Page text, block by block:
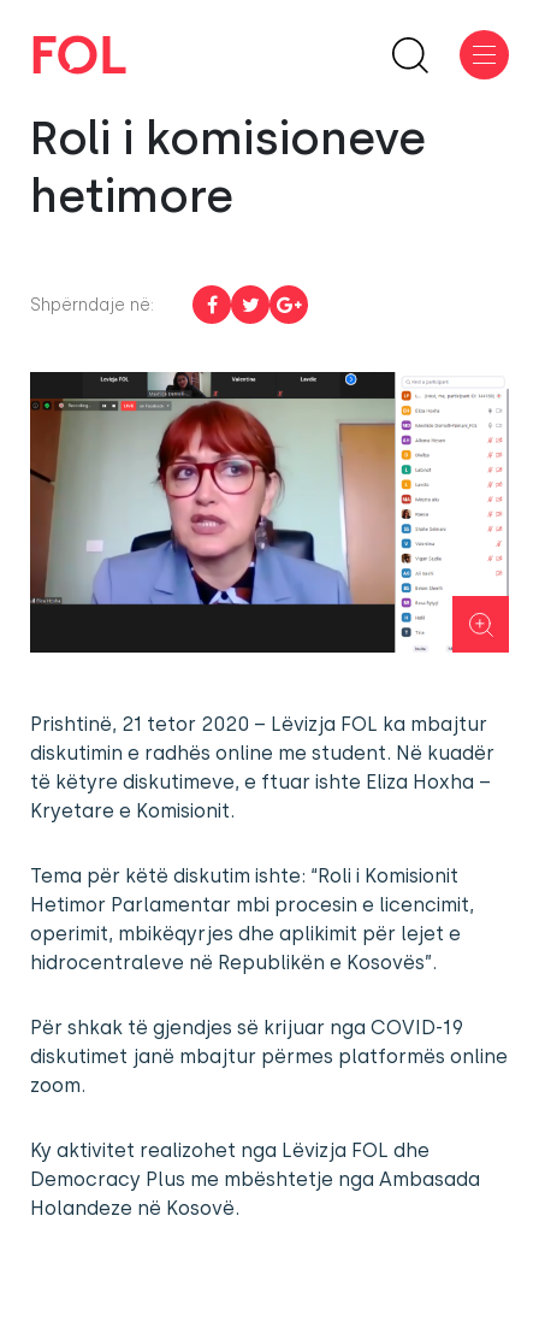
Roli i komisioneve
hetimore
Shpërndaje në:
Prishtinë, 21 tetor 2020 – Lëvizja FOL ka mbajtur
diskutimin e radhës online me student. Në kuadër
të këtyre diskutimeve, e ftuar ishte Eliza Hoxha –
Kryetare e Komisionit.
Tema për këtë diskutim ishte: “Roli i Komisionit
Hetimor Parlamentar mbi procesin e licencimit,
operimit, mbikëqyrjes dhe aplikimit për lejet e
hidrocentraleve në Republikën e Kosovës”.
Për shkak të gjendjes së krijuar nga COVID-19
diskutimet janë mbajtur përmes platformës online
zoom.
Ky aktivitet realizohet nga Lëvizja FOL dhe
Democracy Plus me mbështetje nga Ambasada
Holandeze në Kosovë.